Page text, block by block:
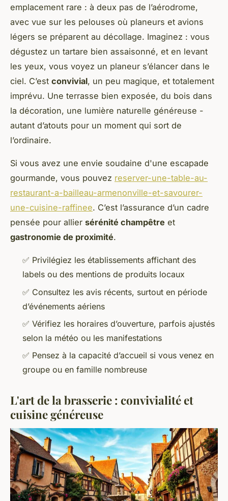
emplacement rare : à deux pas de l’aérodrome,
avec vue sur les pelouses où planeurs et avions
légers se préparent au décollage. Imaginez : vous
dégustez un tartare bien assaisonné, et en levant
les yeux, vous voyez un planeur s’élancer dans le
ciel. C’est convivial, un peu magique, et totalement
imprévu. Une terrasse bien exposée, du bois dans
la décoration, une lumière naturelle généreuse -
autant d’atouts pour un moment qui sort de
l’ordinaire.
Si vous avez une envie soudaine d'une escapade
gourmande, vous pouvez reserver-une-table-au-
restaurant-a-bailleau-armenonville-et-savourer-
une-cuisine-raffinee. C’est l’assurance d’un cadre
pensée pour allier sérénité champêtre et
gastronomie de proximité.
✅ Privilégiez les établissements affichant des
labels ou des mentions de produits locaux
✅ Consultez les avis récents, surtout en période
d’événements aériens
✅ Vérifiez les horaires d’ouverture, parfois ajustés
selon la météo ou les manifestations
✅ Pensez à la capacité d’accueil si vous venez en
groupe ou en famille nombreuse
L'art de la brasserie : convivialité et
cuisine généreuse